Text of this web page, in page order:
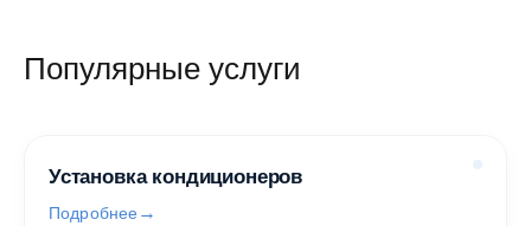
Популярные услуги
Установка кондиционеров
Подробнее